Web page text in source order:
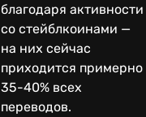
благодаря активности
со стейблкоинами —
на них сейчас
приходится примерно
35-40% всех
переводов.